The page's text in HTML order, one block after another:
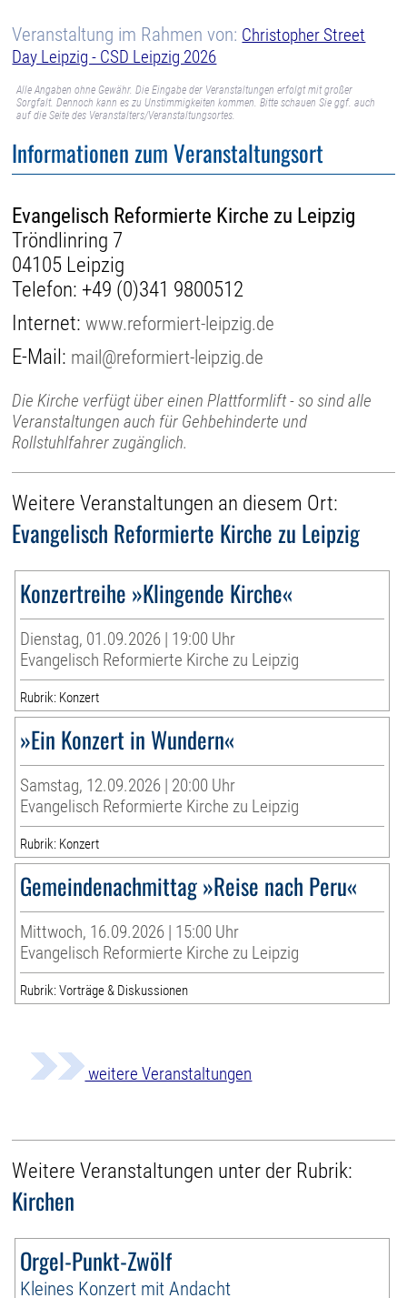
Veranstaltung im Rahmen von: Christopher Street
Day Leipzig - CSD Leipzig 2026
Alle Angaben ohne Gewähr. Die Eingabe der Veranstaltungen erfolgt mit großer
Sorgfalt. Dennoch kann es zu Unstimmigkeiten kommen. Bitte schauen Sie ggf. auch
auf die Seite des Veranstalters/Veranstaltungsortes.
Informationen zum Veranstaltungsort
Evangelisch Reformierte Kirche zu Leipzig
Tröndlinring 7
04105 Leipzig
Telefon: +49 (0)341 9800512
Internet:www.reformiert-leipzig.de
E-Mail: mail@reformiert-leipzig.de
Die Kirche verfügt über einen Plattformlift - so sind alle
Veranstaltungen auch für Gehbehinderte und
Rollstuhlfahrer zugänglich.
Weitere Veranstaltungen an diesem Ort:
Evangelisch Reformierte Kirche zu Leipzig
Konzertreihe »Klingende Kirche«
Dienstag, 01.09.2026 | 19:00 Uhr
Evangelisch Reformierte Kirche zu Leipzig
Rubrik: Konzert
»Ein Konzert in Wundern«
Samstag, 12.09.2026 | 20:00 Uhr
Evangelisch Reformierte Kirche zu Leipzig
Rubrik: Konzert
Gemeindenachmittag »Reise nach Peru«
Mittwoch, 16.09.2026 | 15:00 Uhr
Evangelisch Reformierte Kirche zu Leipzig
Rubrik: Vorträge & Diskussionen
weitere Veranstaltungen
Weitere Veranstaltungen unter der Rubrik:
Kirchen
Orgel-Punkt-Zwölf
Kleines Konzert mit Andacht